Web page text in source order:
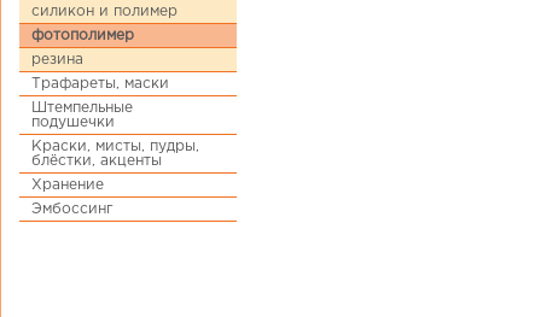
силикон и полимер
фотополимер
резина
Трафареты, маски
Штемпельные
подушечки
Краски, мисты, пудры,
блёстки, акценты
Хранение
Эмбоссинг